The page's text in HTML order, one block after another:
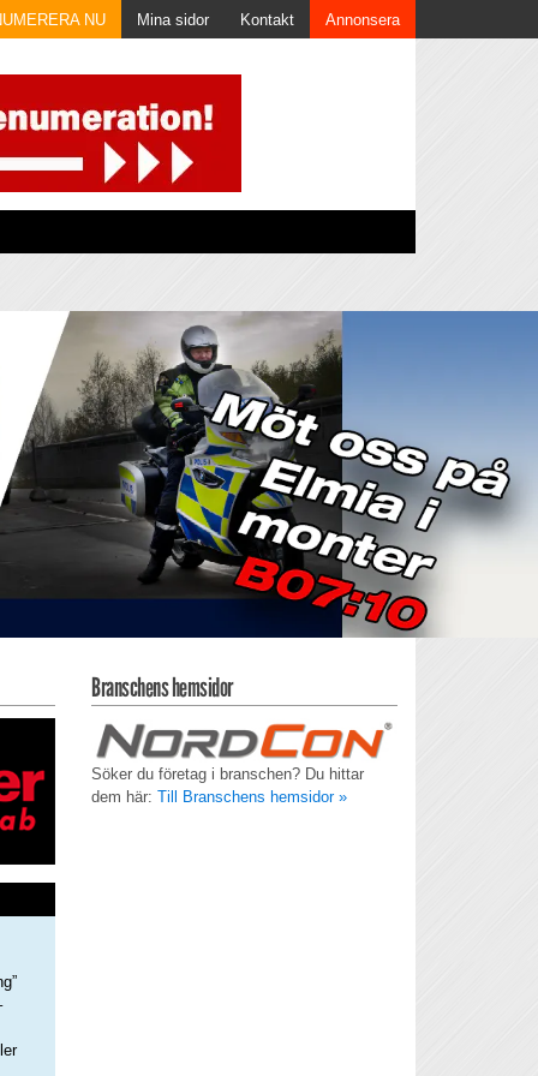
NU Mina sidor Kontakt Annonsera
Branschens hemsidor
Söker du företag i branschen? Du hittar
dem här: Till Branschens hemsidor »